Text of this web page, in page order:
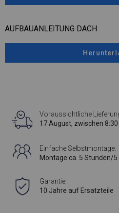
AUFBAUANLEITUNG DACH
Voraussichtliche
17 August, zwischen
Einfache Selbstmontage:
Montage ca. 5 Stunden/5
Garantie:
10 Jahre auf Ersatzteile